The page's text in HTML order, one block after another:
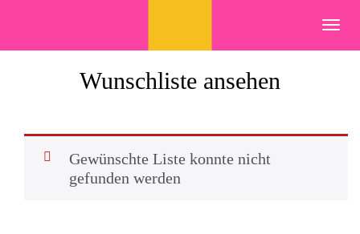
Wunschliste ansehen
Gewünschte Liste konnte nicht
gefunden werden